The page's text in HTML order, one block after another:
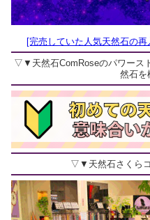
[完売していた人気天然石の
▽▼天然石ComRoseのパワース
然石
▽▼天然石さくら